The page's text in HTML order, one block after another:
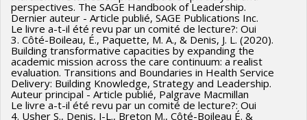
perspectives. The SAGE Handbook of Leadership.
Dernier auteur - Article publié, SAGE Publications Inc.
Le livre a-t-il été revu par un comité de lecture?: Oui
3. Côté-Boileau, É., Paquette, M. A., & Denis, J. L. (2020).
Building transformative capacities by expanding the
academic mission across the care continuum: a realist
evaluation. Transitions and Boundaries in Health Service
Delivery: Building Knowledge, Strategy and Leadership.
Auteur principal - Article publié, Palgrave Macmillan
Le livre a-t-il été revu par un comité de lecture?: Oui
4. Usher S., Denis, J-L., Breton M., Côté-Boileau É. &